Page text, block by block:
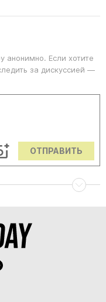
анонимно. Если хотите
за дискуссией —
ОТПРАВИТЬ